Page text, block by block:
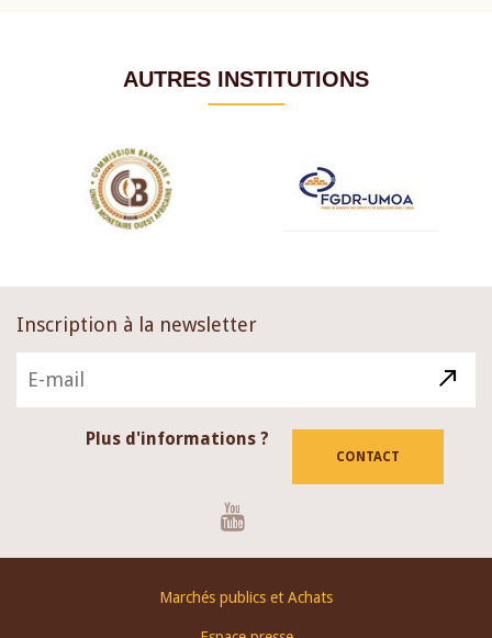
AUTRES INSTITUTIONS
Inscription à la newsletter
Plus d'informations ?
CONTACT
Marchés publics et Achats